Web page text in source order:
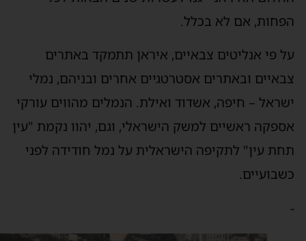
אם לא בכלל.
פי אנליטים צבאיים, איראן תתמקד באתרים
ובאתרים אסטרטגיים אחרים ובניהם, נמלי
– חיפה, אשדוד ואילת. הנמלים מהווים עורקי
ראשיים למשק הישראלי, וגם, יהוו נקמת "עין
עין" לתקיפה הישראלית על נמל חודידה לפני